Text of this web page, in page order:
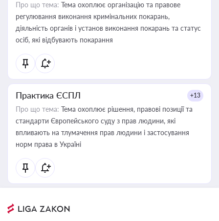
Про що тема: Тема охоплює організацію та правове
регулювання виконання кримінальних покарань,
діяльність органів і установ виконання покарань та статус
осіб, які відбувають покарання
Практика ЄСПЛ +13
Про що тема: Тема охоплює рішення, правові позиції та
стандарти Європейського суду з прав людини, які
впливають на тлумачення прав людини і застосування
норм права в Україні